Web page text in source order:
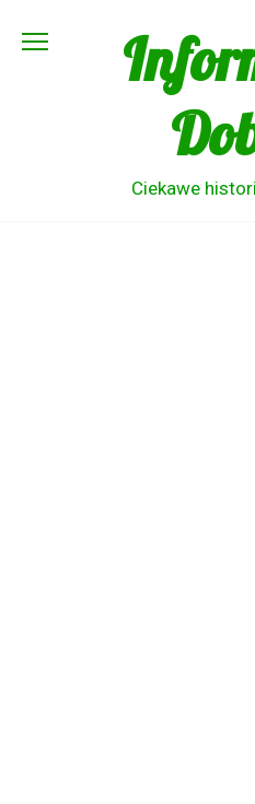
Ciekawe